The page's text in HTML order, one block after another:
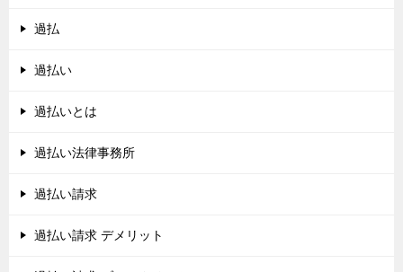
過払
過払い
過払いとは
過払い法律事務所
過払い請求
過払い請求 デメリット